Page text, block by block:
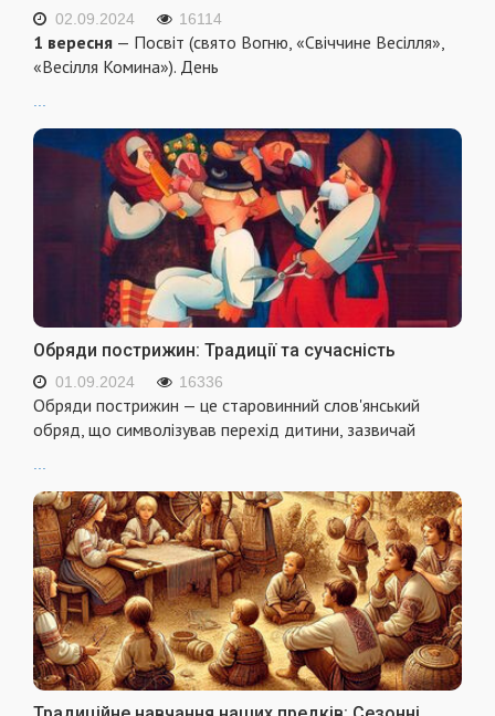
02.09.2024 16114
1 вересня — Посвіт (свято Вогню, «Свіччине Весілля»,
«Весілля Комина»). День
Обряди пострижин: Традиції та сучасність
01.09.2024 16336
Обряди пострижин — це старовинний слов'янський
обряд, що символізував перехід дитини, зазвичай